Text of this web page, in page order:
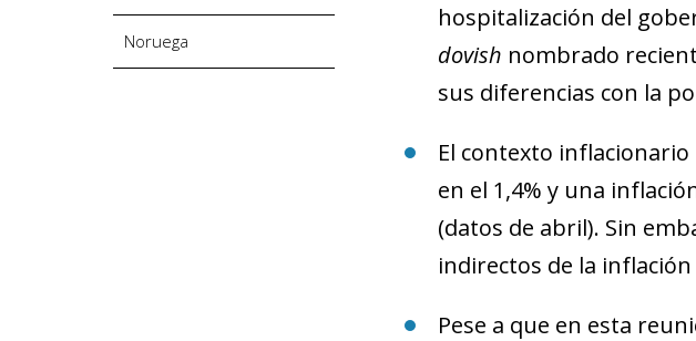
Noruega
hospitalización del
dovish nombrado
sus diferencias con la
El contexto
en el 1,4% y una
(datos de abril). Sin
indirectos de la
Pese a que en esta